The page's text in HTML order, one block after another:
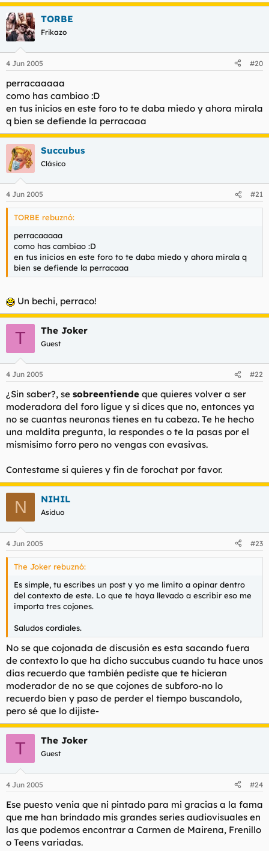
TORBE
Frikazo
4 Jun 2005 #20
perracaaaaa
como has cambiao :D
en tus inicios en este foro to te daba miedo y ahora mirala
q bien se defiende la perracaaa
Succubus
Clásico
4 Jun 2005 #21
TORBE rebuznó:
perracaaaaa
como has cambiao :D
en tus inicios en este foro to te daba miedo y ahora mirala q
bien se defiende la perracaaa
Un bechi, perraco!
T The Joker
Guest
4 Jun 2005 #22
¿Sin saber?, se sobreentiende que quieres volver a ser
moderadora del foro ligue y si dices que no, entonces ya
no se cuantas neuronas tienes en tu cabeza. Te he hecho
una maldita pregunta, la respondes o te la pasas por el
mismisimo forro pero no vengas con evasivas.
Contestame si quieres y fin de forochat por favor.
N NIHIL
Asiduo
4 Jun 2005 #23
The Joker rebuznó:
Es simple, tu escribes un post y yo me limito a opinar dentro
del contexto de este. Lo que te haya llevado a escribir eso me
importa tres cojones.
Saludos cordiales.
No se que cojonada de discusión es esta sacando fuera
de contexto lo que ha dicho succubus cuando tu hace unos
dias recuerdo que también pediste que te hicieran
moderador de no se que cojones de subforo-no lo
recuerdo bien y paso de perder el tiempo buscandolo,
pero sé que lo dijiste-
T The Joker
Guest
4 Jun 2005 #24
Ese puesto venia que ni pintado para mi gracias a la fama
que me han brindado mis grandes series audiovisuales en
las que podemos encontrar a Carmen de Mairena, Frenillo
o Teens variadas.